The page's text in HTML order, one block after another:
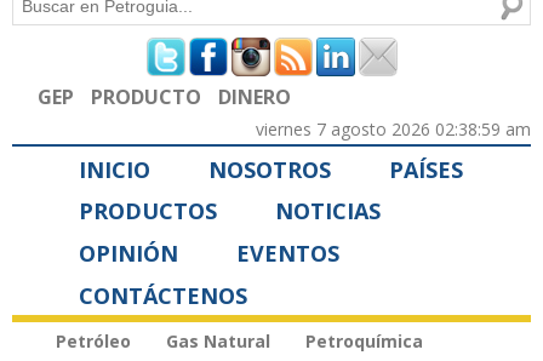
Formulario de búsqueda
GEP PRODUCTO DINERO
viernes 7 agosto 2026 02:38:59 am
INICIO NOSOTROS
PAÍSES
PRODUCTOS
NOTICIAS
OPINIÓN
EVENTOS
CONTÁCTENOS
Petróleo Gas Natural
Petroquímica